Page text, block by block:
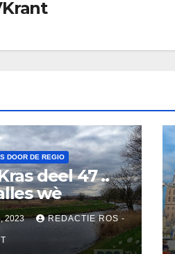
DOOR DE REGIO
deel 47 ..
wè
2023 REDACTIE ROS -